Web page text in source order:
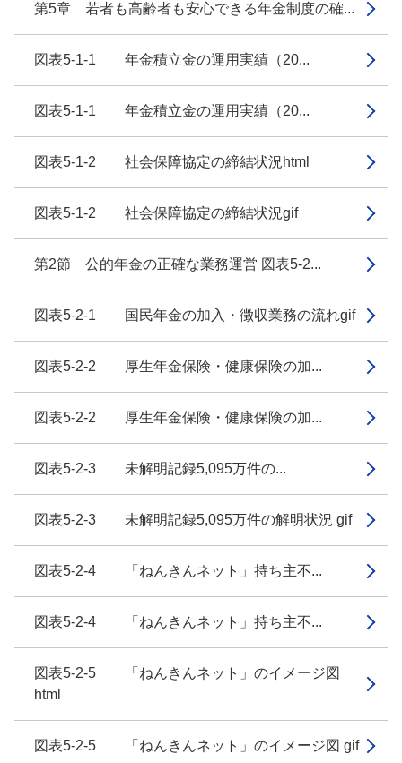
第5章 若者も高齢者も安心できる年金制度の確...
図表5-1-1 年金積立金の運用実績（20...
図表5-1-1 年金積立金の運用実績（20...
図表5-1-2 社会保障協定の締結状況html
図表5-1-2 社会保障協定の締結状況gif
第2節 公的年金の正確な業務運営 図表5-2...
図表5-2-1 国民年金の加入・徴収業務の流れgif
図表5-2-2 厚生年金保険・健康保険の加...
図表5-2-2 厚生年金保険・健康保険の加...
図表5-2-3 未解明記録5,095万件の...
図表5-2-3 未解明記録5,095万件の解明状況 gif
図表5-2-4 「ねんきんネット」持ち主不...
図表5-2-4 「ねんきんネット」持ち主不...
図表5-2-5 「ねんきんネット」のイメージ図
html
図表5-2-5 「ねんきんネット」のイメージ図 gif